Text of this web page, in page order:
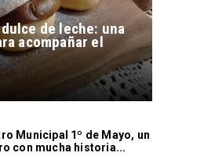
de leche: una
acompañar el
Municipal 1º de Mayo, un
con mucha historia...